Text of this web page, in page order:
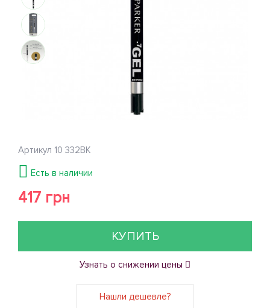
Артикул 10 332BK
Есть в наличии
417 грн
КУПИТЬ
Узнать о снижении цены
Нашли дешевле?